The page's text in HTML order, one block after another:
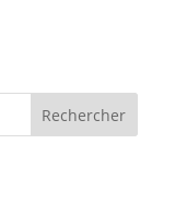
Rechercher